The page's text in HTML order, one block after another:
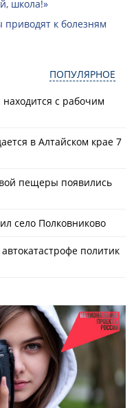
школа!»
приводят к болезням
ПОПУЛЯРНОЕ
находится с рабочим
в Алтайском крае 7
пещеры появились
село Полковниково
политик